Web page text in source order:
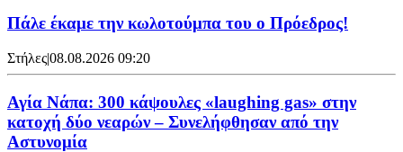
Πάλε έκαμε την κωλοτούμπα του ο Πρόεδρος!
Στήλες|08.08.2026 09:20
Αγία Νάπα: 300 κάψουλες «laughing gas» στην
κατοχή δύο νεαρών – Συνελήφθησαν από την
Αστυνομία